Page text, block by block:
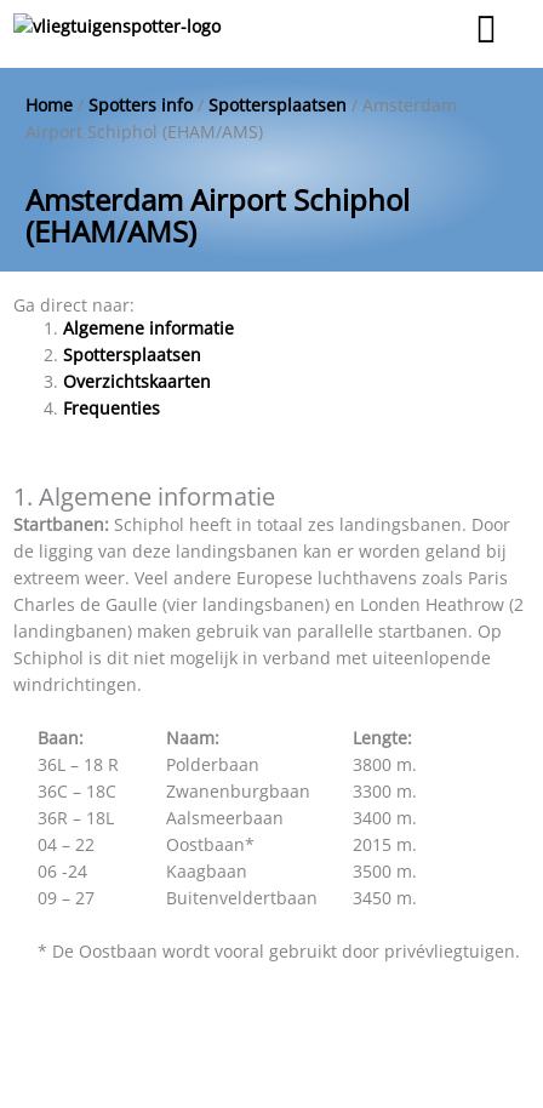
Ga
naar
de
Home/ Spotters info/ Spottersplaatsen / Amsterdam
Airport Schiphol (EHAM/AMS)
Amsterdam Airport Schiphol
(EHAM/AMS)
Ga direct naar:
Algemene informatie
Spottersplaatsen
Overzichtskaarten
Frequenties
1. Algemene informatie
Startbanen: Schiphol heeft in totaal zes landingsbanen. Door
de ligging van deze landingsbanen kan er worden geland bij
extreem weer. Veel andere Europese luchthavens zoals Paris
Charles de Gaulle (vier landingsbanen) en Londen Heathrow (2
landingbanen) maken gebruik van parallelle startbanen. Op
Schiphol is dit niet mogelijk in verband met uiteenlopende
windrichtingen.
Baan:
36L – 18 R
36C – 18C
36R – 18L
04 – 22
06 -24
09 – 27
Naam:
Polderbaan
Zwanenburgbaan
Aalsmeerbaan
Oostbaan*
Kaagbaan
Buitenveldertbaan
Lengte:
3800 m.
3300 m.
3400 m.
2015 m.
3500 m.
3450 m.
* De Oostbaan wordt vooral gebruikt door privévliegtuigen.